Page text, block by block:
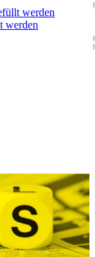
werden
werden